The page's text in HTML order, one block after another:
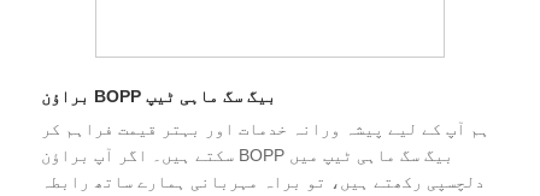
براؤن BOPP بیگ سگ ماہی ٹیپ
ہم آپ کے لیے پیشہ ورانہ خدمات اور بہتر قیمت فراہم کر
سکتے ہیں۔ اگر آپ براؤن BOPP بیگ سگ ماہی ٹیپ میں
دلچسپی رکھتے ہیں، تو براہ مہربانی ہمارے ساتھ رابطہ